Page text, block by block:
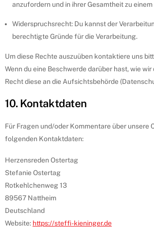
anzufordern und in ihrer Gesamtheit zu
Widerspruchsrecht: Du kannst der
berechtigte Gründe für die Verarbeitung.
Um diese Rechte auszuüben kontaktiere uns
Wenn du eine Beschwerde darüber hast, wie
Recht diese an die Aufsichtsbehörde
10. Kontaktdaten
Für Fragen und/oder Kommentare über
folgenden Kontaktdaten:
Herzensreden Ostertag
Stefanie Ostertag
Rotkehlchenweg 13
89567 Nattheim
Deutschland
Website: https://steffi-kieninger.de